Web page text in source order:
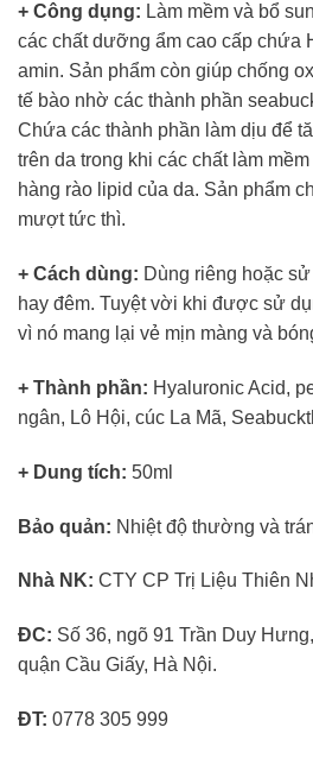
+ Công dụng: Làm mềm và bổ
các chất dưỡng ẩm cao cấp chứa
amin. Sản phẩm còn giúp chống
tế bào nhờ các thành phần
Chứa các thành phần làm dịu để
trên da trong khi các chất làm
hàng rào lipid của da. Sản phẩm
mượt tức thì.
+ Cách dùng: Dùng riêng hoặc
hay đêm. Tuyệt vời khi được sử
vì nó mang lại vẻ mịn màng và
+ Thành phần: Hyaluronic Acid,
ngân, Lô Hội, cúc La Mã,
+ Dung tích: 50ml
Bảo quản: Nhiệt độ thường và
Nhà NK: CTY CP Trị Liệu Thiên
ĐC: Số 36, ngõ 91 Trần Duy
quận Cầu Giấy, Hà Nội.
ĐT: 0778 305 999